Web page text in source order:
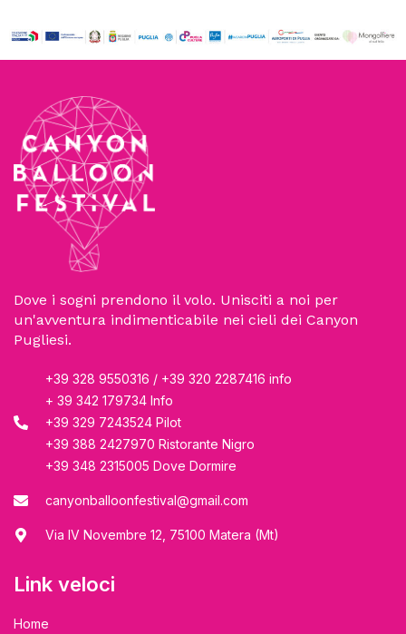
Dove i sogni prendono il volo. Unisciti a noi per
un'avventura indimenticabile nei cieli dei Canyon
Pugliesi.
+39 328 9550316 / +39 320 2287416 info
+ 39 342 179734 Info
+39 329 7243524 Pilot
+39 388 2427970 Ristorante Nigro
+39 348 2315005 Dove Dormire
canyonballoonfestival@gmail.com
Via IV Novembre 12, 75100 Matera (Mt)
Link veloci
Home